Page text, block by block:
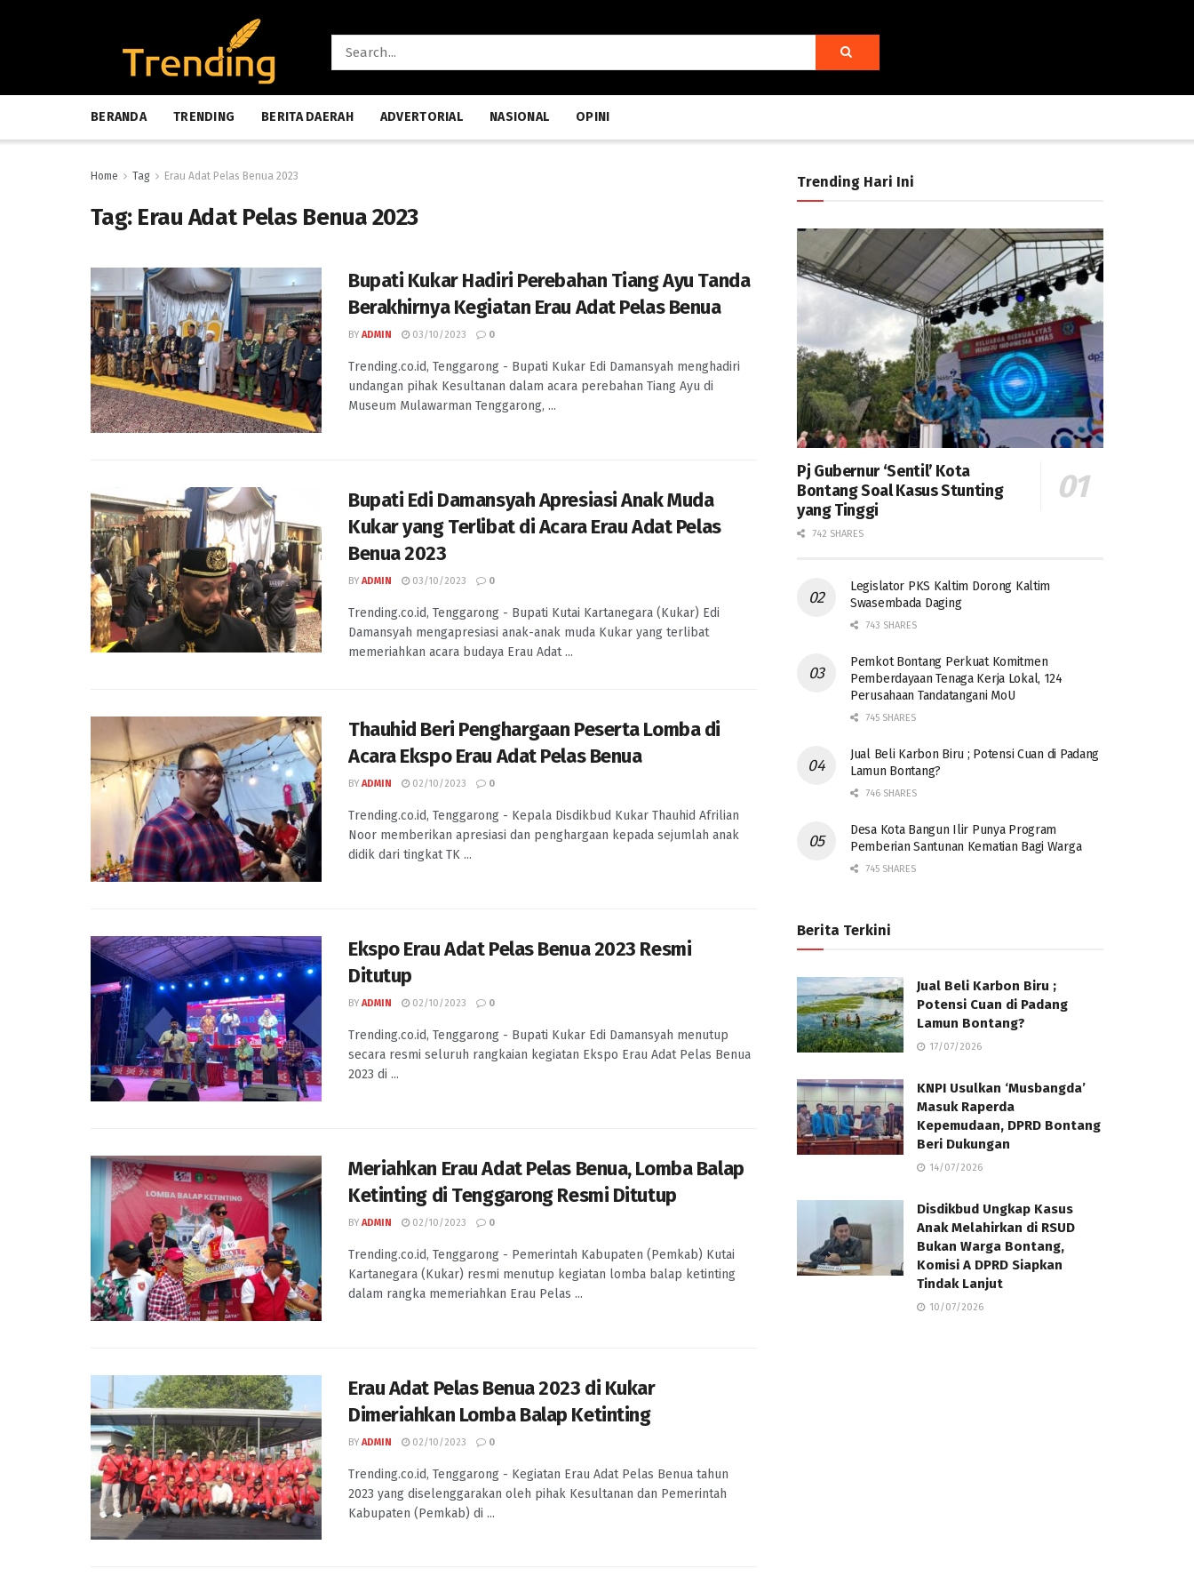
BERANDA TRENDING BERITA DAERAH ADVERTORIAL NASIONAL OPINI
Home Tag Erau Adat Pelas Benua 2023
Tag: Erau Adat Pelas Benua 2023
Bupati Kukar Hadiri Perebahan Tiang Ayu Tanda
Berakhirnya Kegiatan Erau Adat Pelas Benua
BY ADMIN 03/10/2023 0
Trending.co.id, Tenggarong - Bupati Kukar Edi Damansyah menghadiri
undangan pihak Kesultanan dalam acara perebahan Tiang Ayu di
Museum Mulawarman Tenggarong, ...
Bupati Edi Damansyah Apresiasi Anak Muda
Kukar yang Terlibat di Acara Erau Adat Pelas
Benua 2023
BY ADMIN 03/10/2023 0
Trending.co.id, Tenggarong - Bupati Kutai Kartanegara (Kukar) Edi
Damansyah mengapresiasi anak-anak muda Kukar yang terlibat
memeriahkan acara budaya Erau Adat ...
Thauhid Beri Penghargaan Peserta Lomba di
Acara Ekspo Erau Adat Pelas Benua
BY ADMIN 02/10/2023 0
Trending.co.id, Tenggarong - Kepala Disdikbud Kukar Thauhid Afrilian
Noor memberikan apresiasi dan penghargaan kepada sejumlah anak
didik dari tingkat TK ...
Ekspo Erau Adat Pelas Benua 2023 Resmi
Ditutup
BY ADMIN 02/10/2023 0
Trending.co.id, Tenggarong - Bupati Kukar Edi Damansyah menutup
secara resmi seluruh rangkaian kegiatan Ekspo Erau Adat Pelas Benua
2023 di ...
Meriahkan Erau Adat Pelas Benua, Lomba Balap
Ketinting di Tenggarong Resmi Ditutup
BY ADMIN 02/10/2023 0
Trending.co.id, Tenggarong - Pemerintah Kabupaten (Pemkab) Kutai
Kartanegara (Kukar) resmi menutup kegiatan lomba balap ketinting
dalam rangka memeriahkan Erau Pelas ...
Erau Adat Pelas Benua 2023 di Kukar
Dimeriahkan Lomba Balap Ketinting
BY ADMIN 02/10/2023 0
Trending.co.id, Tenggarong - Kegiatan Erau Adat Pelas Benua tahun
2023 yang diselenggarakan oleh pihak Kesultanan dan Pemerintah
Kabupaten (Pemkab) di ...
Trending Hari Ini
Pj Gubernur ‘Sentil’ Kota
Bontang Soal Kasus Stunting
yang Tinggi
742 SHARES
Legislator PKS Kaltim Dorong Kaltim
Swasembada Daging
743 SHARES
Pemkot Bontang Perkuat Komitmen
Pemberdayaan Tenaga Kerja Lokal, 124
Perusahaan Tandatangani MoU
745 SHARES
Jual Beli Karbon Biru ; Potensi Cuan di Padang
Lamun Bontang?
746 SHARES
Desa Kota Bangun Ilir Punya Program
Pemberian Santunan Kematian Bagi Warga
745 SHARES
Berita Terkini
Jual Beli Karbon Biru ;
Potensi Cuan di Padang
Lamun Bontang?
17/07/2026
KNPI Usulkan ‘Musbangda’
Masuk Raperda
Kepemudaan, DPRD Bontang
Beri Dukungan
14/07/2026
Disdikbud Ungkap Kasus
Anak Melahirkan di RSUD
Bukan Warga Bontang,
Komisi A DPRD Siapkan
Tindak Lanjut
10/07/2026